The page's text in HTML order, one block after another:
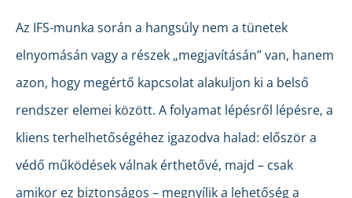
Az IFS-munka során a hangsúly nem a tünetek
elnyomásán vagy a részek „megjavításán” van, hanem
azon, hogy megértő kapcsolat alakuljon ki a belső
rendszer elemei között. A folyamat lépésről lépésre, a
kliens terhelhetőségéhez igazodva halad: először a
védő működések válnak érthetővé, majd – csak
amikor ez biztonságos – megnyílik a lehetőség a